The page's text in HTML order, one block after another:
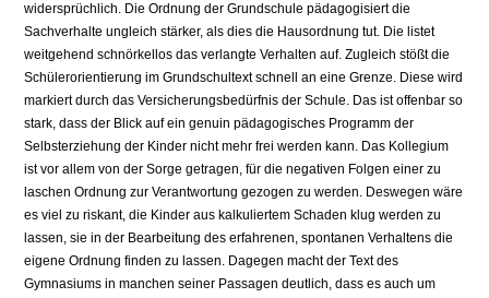
wider­sprüchlich. Die Ordnung der Grundschule pädagogisiert die
Sachverhalte ungleich stärker, als dies die Hausordnung tut. Die listet
weitgehend schnörkellos das verlang­te Verhalten auf. Zugleich stößt die
Schülerorientierung im Grundschultext schnell an eine Grenze. Diese wird
markiert durch das Versicherungsbedürfnis der Schule. Das ist offenbar so
stark, dass der Blick auf ein genuin pädagogisches Programm der
Selbsterziehung der Kinder nicht mehr frei werden kann. Das Kollegium
ist vor allem von der Sorge getragen, für die negativen Folgen einer zu
laschen Ordnung zur Verantwortung gezogen zu werden. Deswegen wäre
es viel zu riskant, die Kinder aus kalkuliertem Schaden klug werden zu
lassen, sie in der Bearbeitung des erfahrenen, spontanen Verhaltens die
eigene Ordnung finden zu lassen. Dagegen macht der Text des
Gymnasiums in manchen seiner Passagen deutlich, dass es auch um